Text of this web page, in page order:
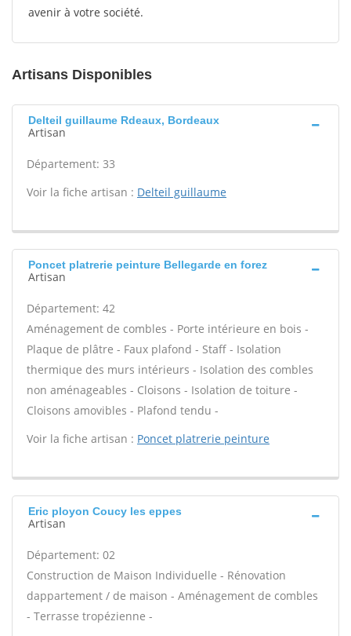
avenir à votre société.
Artisans Disponibles
Delteil guillaume Rdeaux, Bordeaux
Artisan
Département: 33
Voir la fiche artisan : Delteil guillaume
Poncet platrerie peinture Bellegarde en forez
Artisan
Département: 42
Aménagement de combles - Porte intérieure en bois -
Plaque de plâtre - Faux plafond - Staff - Isolation
thermique des murs intérieurs - Isolation des combles
non aménageables - Cloisons - Isolation de toiture -
Cloisons amovibles - Plafond tendu -
Voir la fiche artisan : Poncet platrerie peinture
Eric ployon Coucy les eppes
Artisan
Département: 02
Construction de Maison Individuelle - Rénovation
dappartement / de maison - Aménagement de combles
- Terrasse tropézienne -